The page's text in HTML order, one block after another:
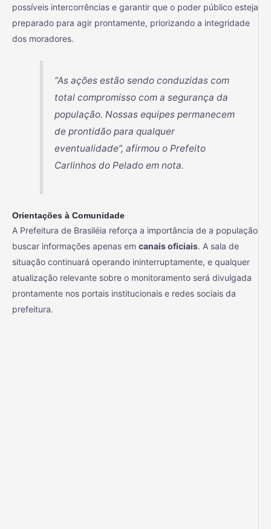
possíveis intercorrências e garantir que o poder público esteja
preparado para agir prontamente, priorizando a integridade
dos moradores.
“As ações estão sendo conduzidas com
total compromisso com a segurança da
população. Nossas equipes permanecem
de prontidão para qualquer
eventualidade”, afirmou o Prefeito
Carlinhos do Pelado em nota.
Orientações à Comunidade
A Prefeitura de Brasiléia reforça a importância de a população
buscar informações apenas em canais oficiais. A sala de
situação continuará operando ininterruptamente, e qualquer
atualização relevante sobre o monitoramento será divulgada
prontamente nos portais institucionais e redes sociais da
prefeitura.